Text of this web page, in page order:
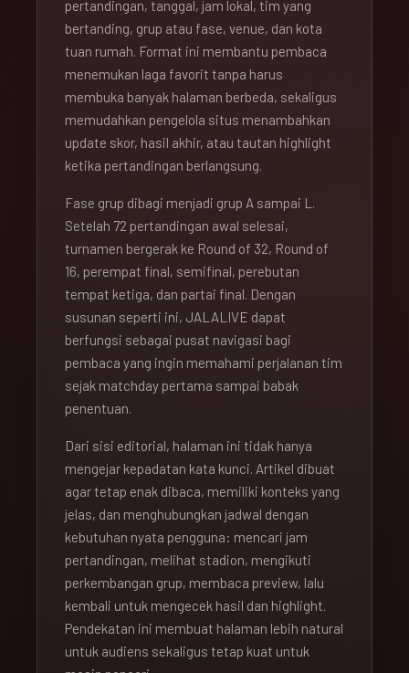
pertandingan, tanggal, jam lokal, tim yang
bertanding, grup atau fase, venue, dan kota
tuan rumah. Format ini membantu pembaca
menemukan laga favorit tanpa harus
membuka banyak halaman berbeda, sekaligus
memudahkan pengelola situs menambahkan
update skor, hasil akhir, atau tautan highlight
ketika pertandingan berlangsung.
Fase grup dibagi menjadi grup A sampai L.
Setelah 72 pertandingan awal selesai,
turnamen bergerak ke Round of 32, Round of
16, perempat final, semifinal, perebutan
tempat ketiga, dan partai final. Dengan
susunan seperti ini, JALALIVE dapat
berfungsi sebagai pusat navigasi bagi
pembaca yang ingin memahami perjalanan tim
sejak matchday pertama sampai babak
penentuan.
Dari sisi editorial, halaman ini tidak hanya
mengejar kepadatan kata kunci. Artikel dibuat
agar tetap enak dibaca, memiliki konteks yang
jelas, dan menghubungkan jadwal dengan
kebutuhan nyata pengguna: mencari jam
pertandingan, melihat stadion, mengikuti
perkembangan grup, membaca preview, lalu
kembali untuk mengecek hasil dan highlight.
Pendekatan ini membuat halaman lebih natural
untuk audiens sekaligus tetap kuat untuk